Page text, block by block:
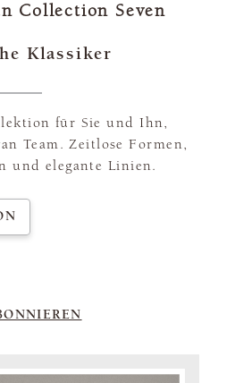
Collection Seven
Klassiker
für Sie und Ihn,
Team. Zeitlose Formen,
und elegante Linien.